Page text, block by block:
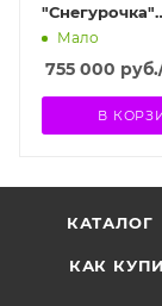
"Снегурочка"
270х160х160 см
Мало
755 000 руб.
В
КАТАЛОГ
КАК